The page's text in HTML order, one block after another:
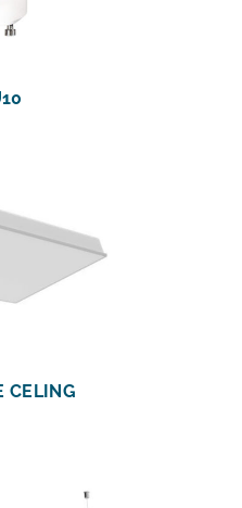
CELING